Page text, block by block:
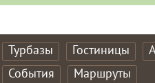
Турбазы Гостиницы
События
Маршруты